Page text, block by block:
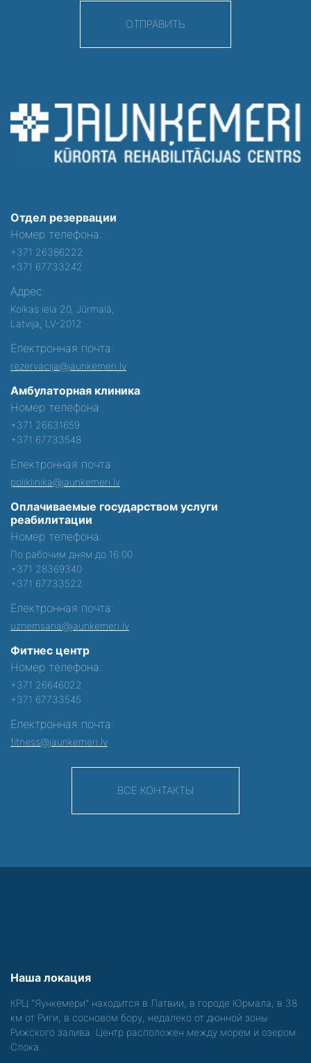
ОТПРАВИТЬ
Отдел резервации
Номер телефона:
+371 26386222
+371 67733242
Адрес:
Kolkas iela 20, Jūrmalā,
Latvija, LV-2012
Електронная почта:
rezervacija@jaunkemeri.lv
Амбулаторная клиника
Номер телефона:
+371 26631659
+371 67733548
Електронная почта:
poliklinika@jaunkemeri.lv
Оплачиваемые государством услуги
реабилитации
Номер телефона:
По рабочим дням до 16:00
+371 28369340
+371 67733522
Електронная почта:
uznemsana@jaunkemeri.lv
Фитнес центр
Номер телефона:
+371 26646022
+371 67733545
Електронная почта:
fitness@jaunkemeri.lv
ВСЕ КОНТАКТЫ
Наша локация
КРЦ "Яункемери" находится в Латвии, в городе Юрмала, в 38
км от Риги, в сосновом бору, недалеко от дюнной зоны
Рижского залива. Центр расположен между морем и озером
Слока.